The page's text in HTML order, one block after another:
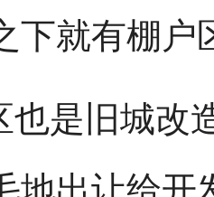
下就有棚户
旧城改造